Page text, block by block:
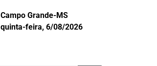
Campo Grande-MS
quinta-feira, 6/08/2026